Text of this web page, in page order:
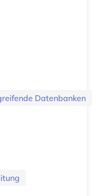
Datenbanken